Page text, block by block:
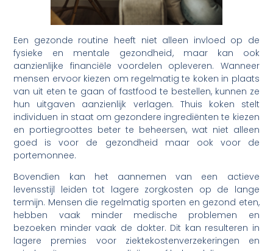
Een gezonde routine heeft niet alleen invloed op de
fysieke en mentale gezondheid, maar kan ook
aanzienlijke financiële voordelen opleveren. Wanneer
mensen ervoor kiezen om regelmatig te koken in plaats
van uit eten te gaan of fastfood te bestellen, kunnen ze
hun uitgaven aanzienlijk verlagen. Thuis koken stelt
individuen in staat om gezondere ingrediënten te kiezen
en portiegroottes beter te beheersen, wat niet alleen
goed is voor de gezondheid maar ook voor de
portemonnee.
Bovendien kan het aannemen van een actieve
levensstijl leiden tot lagere zorgkosten op de lange
termijn. Mensen die regelmatig sporten en gezond eten,
hebben vaak minder medische problemen en
bezoeken minder vaak de dokter. Dit kan resulteren in
lagere premies voor ziektekostenverzekeringen en